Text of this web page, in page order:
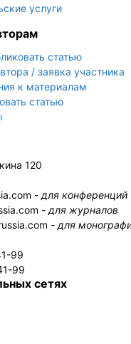
услуги
статью
/ заявка участника
к материалам
статью
120
- для конференций
- для журналов
- для
99
99
сетях